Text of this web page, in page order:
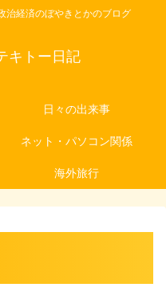
治経済のぼやきとかのブログ
キトー日記
日々の出来事
ネット・パソコン関係
海外旅行